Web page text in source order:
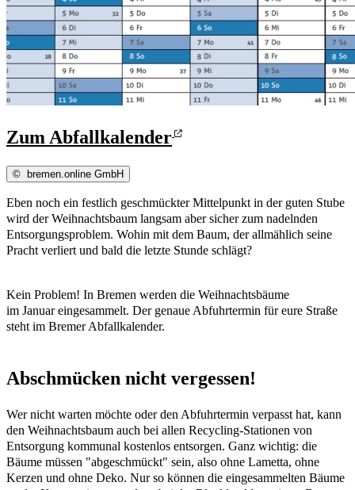
Zum Abfallkalender
© bremen.online GmbH
Eben noch ein festlich geschmückter Mittelpunkt in der guten Stube
wird der Weihnachtsbaum langsam aber sicher zum nadelnden
Entsorgungsproblem. Wohin mit dem Baum, der allmählich seine
Pracht verliert und bald die letzte Stunde schlägt?
Kein Problem! In Bremen werden die Weihnachtsbäume
im Januar eingesammelt. Der genaue Abfuhrtermin für eure Straße
steht im Bremer Abfallkalender.
Abschmücken nicht vergessen!
Wer nicht warten möchte oder den Abfuhrtermin verpasst hat, kann
den Weihnachtsbaum auch bei allen Recycling-Stationen von
Entsorgung kommunal kostenlos entsorgen. Ganz wichtig: die
Bäume müssen "abgeschmückt" sein, also ohne Lametta, ohne
Kerzen und ohne Deko. Nur so können die eingesammelten Bäume